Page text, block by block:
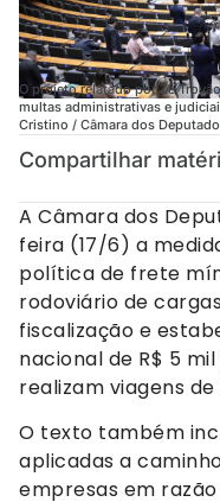
O projeto relatado por Zé
multas administrativas e
Cristino / Câmara dos
Compartilhar
A Câmara dos
feira (17/6) a
política de frete
rodoviário de
fiscalização e
nacional de R$ 5
realizam viagens
O texto também
aplicadas a
empresas em